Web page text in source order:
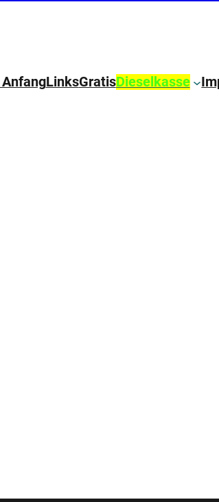
LinksGratisDieselkasse